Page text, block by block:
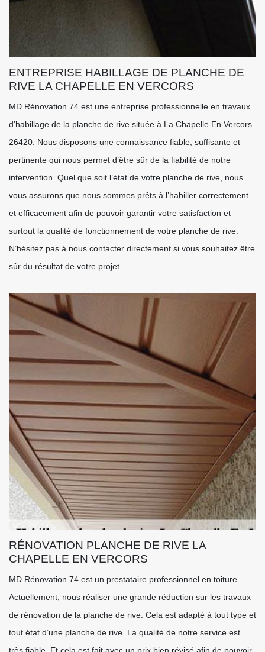
ENTREPRISE HABILLAGE DE PLANCHE DE
RIVE LA CHAPELLE EN VERCORS
MD Rénovation 74 est une entreprise professionnelle en travaux
d’habillage de la planche de rive située à La Chapelle En Vercors
26420. Nous disposons une connaissance fiable, suffisante et
pertinente qui nous permet d’être sûr de la fiabilité de notre
intervention. Quel que soit l’état de votre planche de rive, nous
vous assurons que nous sommes prêts à l’habiller correctement
et efficacement afin de pouvoir garantir votre satisfaction et
surtout la qualité de fonctionnement de votre planche de rive.
N’hésitez pas à nous contacter directement si vous souhaitez être
sûr du résultat de votre projet.
RÉNOVATION PLANCHE DE RIVE LA
CHAPELLE EN VERCORS
MD Rénovation 74 est un prestataire professionnel en toiture.
Actuellement, nous réaliser une grande réduction sur les travaux
de rénovation de la planche de rive. Cela est adapté à tout type et
tout état d’une planche de rive. La qualité de notre service est